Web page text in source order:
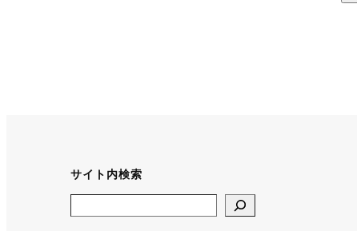
サイト内検索